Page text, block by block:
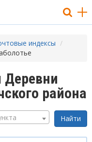
индексы
района